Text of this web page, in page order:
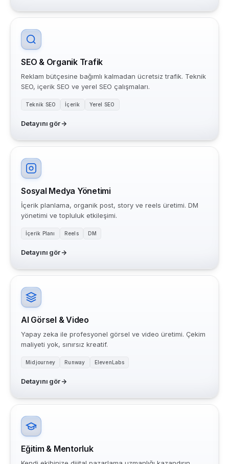
SEO & Organik Trafik
Reklam bütçesine bağımlı kalmadan ücretsiz trafik. Teknik
SEO, içerik SEO ve yerel SEO çalışmaları.
Teknik SEO İçerik Yerel SEO
Detayını gör
Sosyal Medya Yönetimi
İçerik planlama, organik post, story ve reels üretimi. DM
yönetimi ve topluluk etkileşimi.
İçerik Planı Reels DM
Detayını gör
AI Görsel & Video
Yapay zeka ile profesyonel görsel ve video üretimi. Çekim
maliyeti yok, sınırsız kreatif.
Midjourney Runway ElevenLabs
Detayını gör
Eğitim & Mentorluk